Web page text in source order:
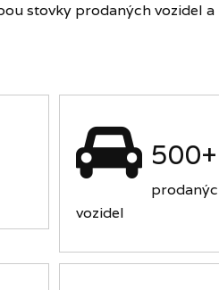
stovky prodaných vozidel a
500+
vozidel